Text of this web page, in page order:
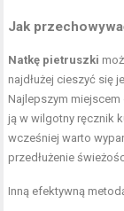
Jak
Natkę pietruszki
najdłużej cieszyć się
Najlepszym
ją w wilgotny ręcznik
wcześniej warto
przedłużenie
Inną efektywną